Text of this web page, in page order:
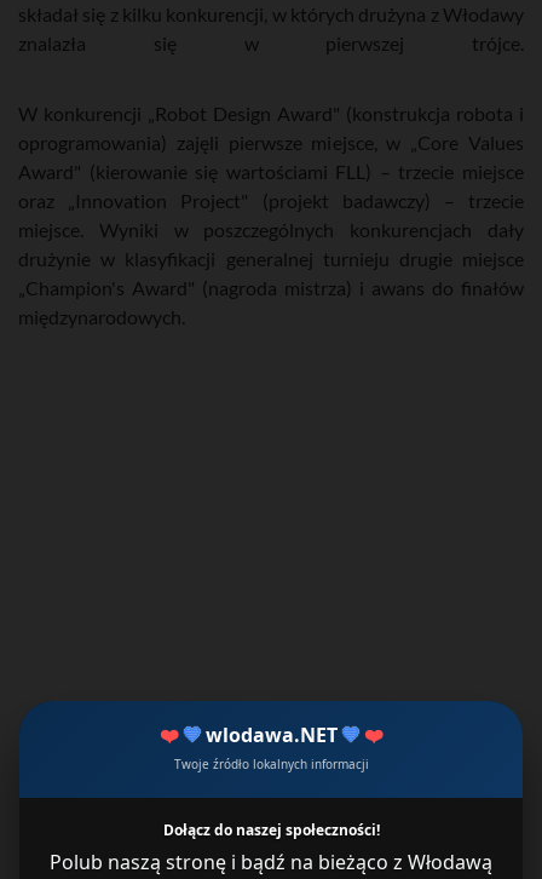
❤️ 💙wlodawa.NET 💙❤️
Twoje źródło lokalnych informacji
Dołącz do naszej społeczności!
Polub naszą stronę i bądź na bieżąco z Włodawą
składał się z kilku konkurencji, w których drużyna z Włodawy
znalazła się w pierwszej trójce.
W konkurencji „Robot Design Award" (konstrukcja robota i
oprogramowania) zajęli pierwsze miejsce, w „Core Values
Award" (kierowanie się wartościami FLL) – trzecie miejsce
oraz „Innovation Project" (projekt badawczy) – trzecie
miejsce. Wyniki w poszczególnych konkurencjach dały
drużynie w klasyfikacji generalnej turnieju drugie miejsce
„Champion's Award" (nagroda mistrza) i awans do finałów
międzynarodowych.